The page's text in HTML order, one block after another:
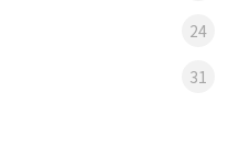
24
31